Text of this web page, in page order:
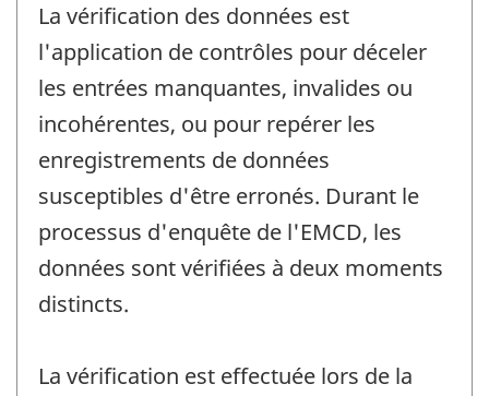
La vérification des données est
l'application de contrôles pour déceler
les entrées manquantes, invalides ou
incohérentes, ou pour repérer les
enregistrements de données
susceptibles d'être erronés. Durant le
processus d'enquête de l'EMCD, les
données sont vérifiées à deux moments
distincts.
La vérification est effectuée lors de la